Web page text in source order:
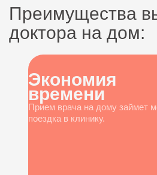
Преимущества
доктора на дом:
Экономия
времени
Прием врача на дому займет
поездка в клинику.